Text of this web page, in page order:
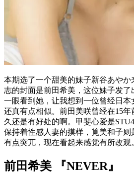
本期选了一个甜美的妹子新谷あや
志的封面是前田希美，这位妹子发了
一眼看到她，让我想到一位曾经日
还真有点相似。前田美咲曾经在15
久还是有好处的啊。甲斐心爱是
保持着性感人妻的摸样，筧美和子
有点突兀，现在看起来感觉有所改观
前田希美 『NEVER』